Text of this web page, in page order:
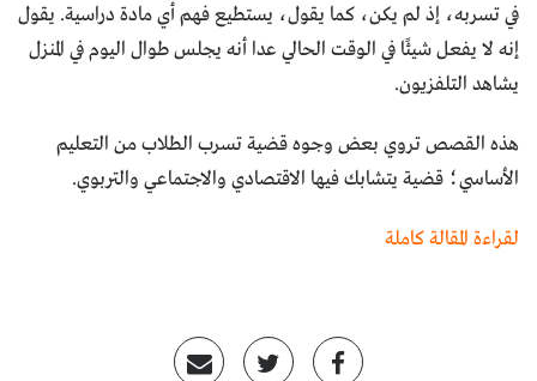
في تسربه، إذ لم يكن، كما يقول، يستطيع فهم أي مادة دراسية. يقول
إنه لا يفعل شيئًا في الوقت الحالي عدا أنه يجلس طوال اليوم في المنزل
يشاهد التلفزيون.
هذه القصص تروي بعض وجوه قضية تسرب الطلاب من التعليم
الأساسي؛ قضية يتشابك فيها الاقتصادي والاجتماعي والتربوي.
لقراءة المقالة كاملة